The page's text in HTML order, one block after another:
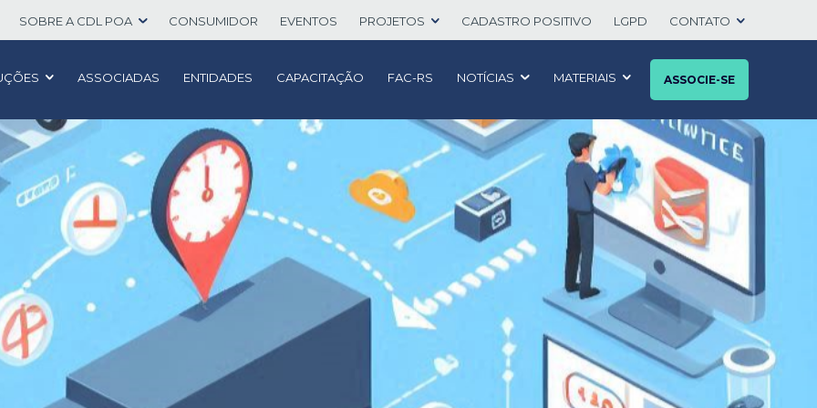
SOBRE A CDL POA CONSUMIDOR EVENTOS PROJETOS CADASTRO POSITIVO LGPD CONTATO
ASSOCIADAS ENTIDADES CAPACITAÇÃO FAC-RS NOTÍCIAS MATERIAIS ASSOCIE-SE